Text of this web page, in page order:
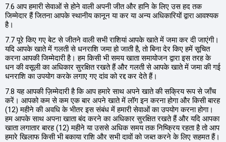
7.6 आप हमारी सेवाओं से होने वाली अपनी जीत और हानि के लिए उस हद तक
जिम्मेदार हैं जितना आपके स्थानीय कानून या कर या अन्य अधिकारियों द्वारा आवश्यक
है।
7.7 पूरे किए गए बेट से जीतने वाली सभी राशियां आपके खाते में जमा कर दी जाएंगी।
यदि आपके खाते में गलती से धनराशि जमा हो जाती है, तो बिना देर किए हमें सूचित
करना आपकी जिम्मेदारी है। हम किसी भी समय खाता समायोजन द्वारा इस तरह के
धन की वसूली का अधिकार सुरक्षित रखते हैं और गलती से आपके खाते में जमा की गई
धनराशि का उपयोग करके लगाए गए दांव को रद्द कर देते हैं।
7.8 यह आपकी ज़िम्मेदारी है कि आप हमारे साथ अपने खाते की सक्रिय रूप से जाँच
करें। आपको कम से कम एक बार अपने खाते में लॉग इन करना होगा और किसी बारह
(12) महीने की अवधि के भीतर इस संबंध में हमारी सेवाओं का उपयोग करना होगा।
हम आपके साथ अपना खाता बंद करने का अधिकार सुरक्षित रखते हैं और यदि आपका
खाता लगातार बारह (12) महीने या उससे अधिक समय तक निष्क्रिय रहता है तो आप
हमारे खिलाफ किसी भी बकाया राशि और सभी दावों को जब्त करने के लिए सहमत हैं।